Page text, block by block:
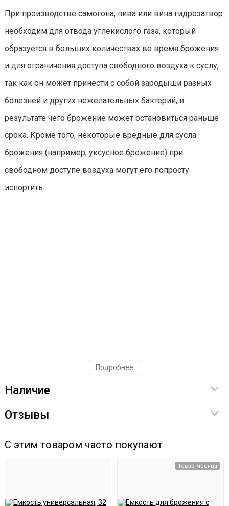
При производстве самогона, пива или вина гидрозатвор
необходим для отвода углекислого газа, который
образуется в больших количествах во время брожения
и для ограничения доступа свободного воздуха к суслу,
так как он может принести с собой зародыши разных
болезней и других нежелательных бактерий, в
результате чего брожение может остановиться раньше
срока. Кроме того, некоторые вредные для сусла
брожения (например, уксусное брожение) при
свободном доступе воздуха могут его попросту
испортить.
Подробнее
Наличие
Отзывы
С этим товаром часто покупают
Товар месяца